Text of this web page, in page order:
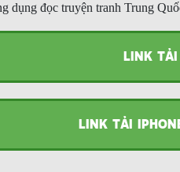
dụng đọc truyện tranh Trung
LINK
LINK TẢI